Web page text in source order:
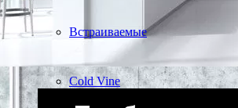
Встраиваемые
Cold Vine